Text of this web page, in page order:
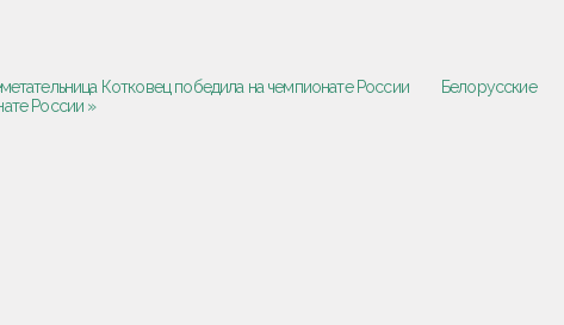
Котковец победила на чемпионате России
Белорусские
России »